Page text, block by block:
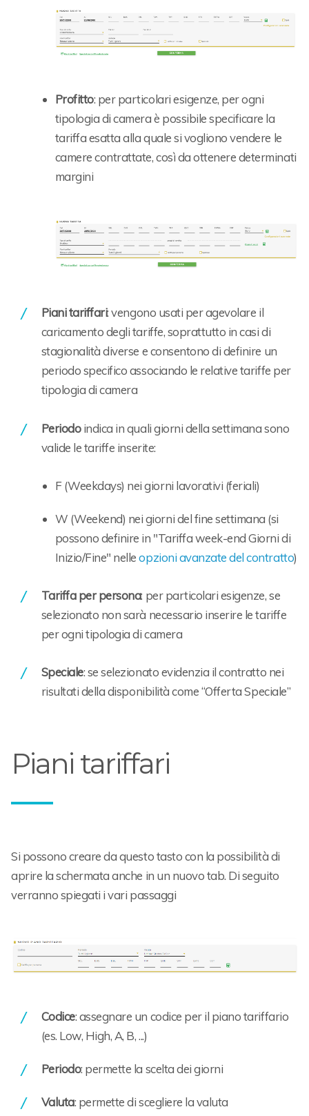
Profitto: per particolari esigenze, per ogni
tipologia di camera è possibile specificare la
tariffa esatta alla quale si vogliono vendere le
camere contrattate, così da ottenere determinati
margini
Piani tariffari: vengono usati per agevolare il
caricamento degli tariffe, soprattutto in casi di
stagionalità diverse e consentono di definire un
periodo specifico associando le relative tariffe per
tipologia di camera
Periodoindica in quali giorni della settimana sono
valide le tariffe inserite:
F (Weekdays) nei giorni lavorativi (feriali)
W (Weekend) nei giorni del fine settimana (si
possono definire in "Tariffa week-end Giorni di
Inizio/Fine" nelleopzioni avanzate del contratto)
Tariffa per persona: per particolari esigenze, se
selezionato non sarà necessario inserire le tariffe
per ogni tipologia di camera
Speciale: se selezionato evidenzia il contratto nei
risultati della disponibilità come “Offerta Speciale”
Piani tariffari
Si possono creare da questo tasto con la possibilità di
aprire la schermata anche in un nuovo tab. Di seguito
verranno spiegati i vari passaggi
Codice: assegnare un codice per il piano tariffario
(es. Low, High, A, B, ...)
Periodo: permette la scelta dei giorni
Valuta: permette di scegliere la valuta